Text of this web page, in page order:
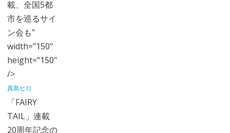
載、全国5都
市を巡るサイ
ン会も"
width="150"
height="150"
/>
真島ヒロ
「FAIRY
TAIL」連載
20周年記念の